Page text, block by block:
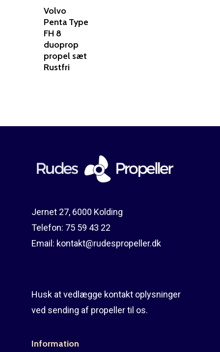
Volvo
Penta Type
FH 8
duoprop
propel sæt
Rustfri
Jernet 27, 6000 Kolding
Telefon: 75 59 43 22
Email: kontakt@rudespropeller.dk
Husk at vedlægge kontakt oplysninger
ved sending af propeller til os.
Information
Om reparation
Guides
Er min propel højre
venstre?
Rudes Propeller
T: 75 59 43 22